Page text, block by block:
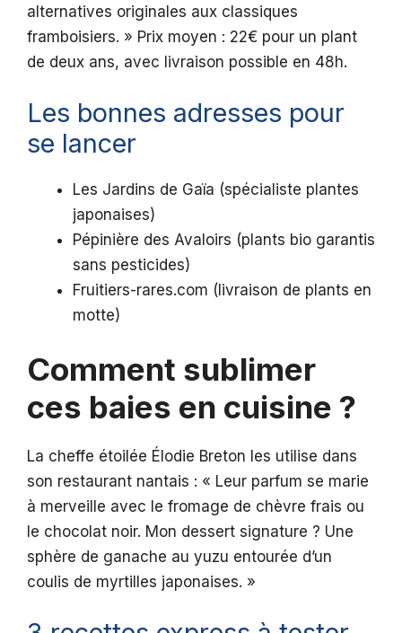
alternatives originales aux classiques
framboisiers. » Prix moyen : 22€ pour un plant
de deux ans, avec livraison possible en 48h.
Les bonnes adresses pour
se lancer
Les Jardins de Gaïa (spécialiste plantes
japonaises)
Pépinière des Avaloirs (plants bio garantis
sans pesticides)
Fruitiers-rares.com (livraison de plants en
motte)
Comment sublimer
ces baies en cuisine ?
La cheffe étoilée Élodie Breton les utilise dans
son restaurant nantais : « Leur parfum se marie
à merveille avec le fromage de chèvre frais ou
le chocolat noir. Mon dessert signature ? Une
sphère de ganache au yuzu entourée d’un
coulis de myrtilles japonaises. »